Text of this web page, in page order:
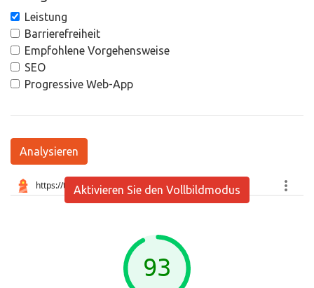
Leistung
Barrierefreiheit
Empfohlene Vorgehensweise
SEO
Progressive Web-App
Analysieren
Aktivieren Sie den Vollbildmodus